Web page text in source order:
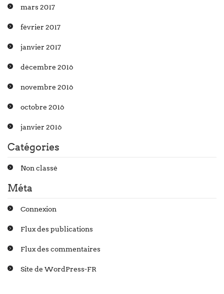
mars 2017
février 2017
janvier 2017
décembre 2016
novembre 2016
octobre 2016
janvier 2016
Catégories
Non classé
Méta
Connexion
Flux des publications
Flux des commentaires
Site de WordPress-FR